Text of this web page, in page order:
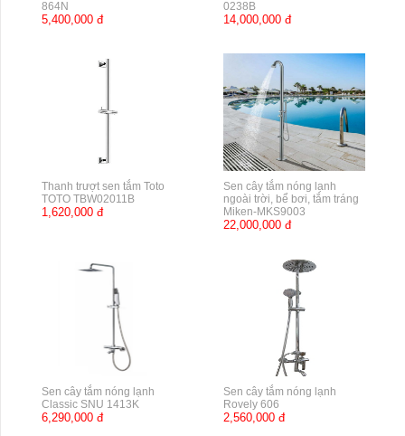
864N
5,400,000 đ
0238B
14,000,000 đ
Thanh trượt sen tắm Toto
TOTO TBW02011B
1,620,000 đ
Sen cây tắm nóng lạnh
ngoài trời, bể bơi, tắm tráng
Miken-MKS9003
22,000,000 đ
Sen cây tắm nóng lạnh
Classic SNU 1413K
6,290,000 đ
Sen cây tắm nóng lạnh
Rovely 606
2,560,000 đ